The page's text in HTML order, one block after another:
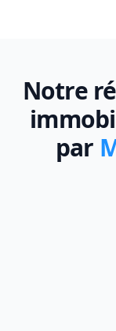
Notre
par